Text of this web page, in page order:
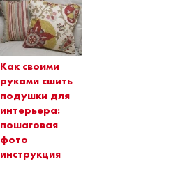
Как своими
руками сшить
подушки для
интерьера:
пошаговая
фото
инструкция